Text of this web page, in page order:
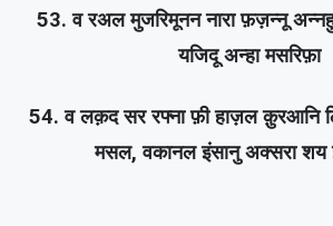
53. व रअल मुजरिमूनन नारा फ़ज़न्नू
यजिदू अन्हा मसरिफ़ा
54. व लक़द सर रफ्ना फ़ी हाज़ल क़ुरआनि
मसल, वकानल इंसानु अक्सरा शय